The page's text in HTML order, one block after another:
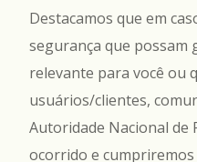
Destacamos que em
segurança que possam
relevante para você ou
usuários/clientes,
Autoridade Nacional de
ocorrido e